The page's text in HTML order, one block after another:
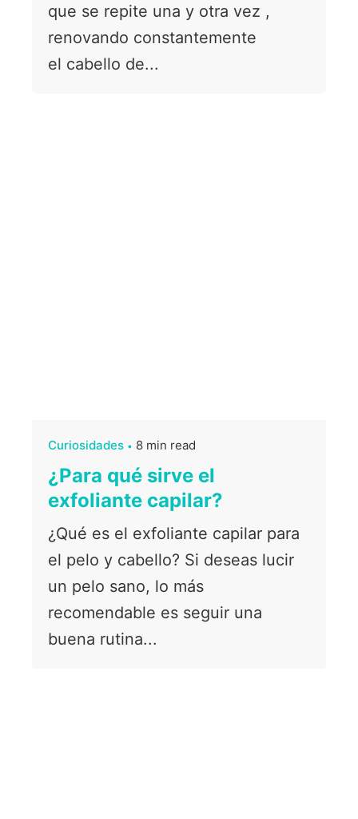
que se repite una y otra vez ,
renovando constantemente
el cabello de...
Curiosidades 8 min read
¿Para qué sirve el
exfoliante capilar?
¿Qué es el exfoliante capilar para
el pelo y cabello? Si deseas lucir
un pelo sano, lo más
recomendable es seguir una
buena rutina...